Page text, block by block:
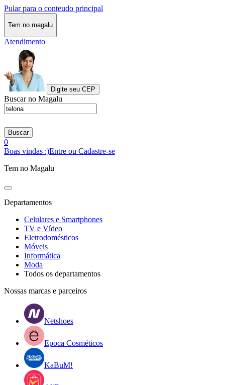
Pular para o conteudo principal
Tem no magalu
Atendimento
Digite seu CEP
Buscar no Magalu
Buscar
0
Boas vindas :)Entre ou Cadastre-se
Tem no Magalu
Departamentos
Celulares e Smartphones
TV e Vídeo
Eletrodomésticos
Móveis
Informática
Moda
Todos os departamentos
Nossas marcas e parceiros
Netshoes
Epoca Cosméticos
KaBuM!